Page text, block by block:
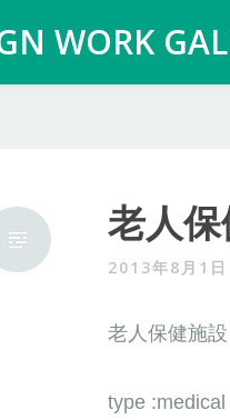
WORK
老人
2013年8月1日
老人保健施
type